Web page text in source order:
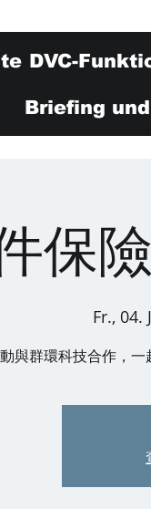
DVC-
Briefing
保
Fr., 04.
與群環科技合作，